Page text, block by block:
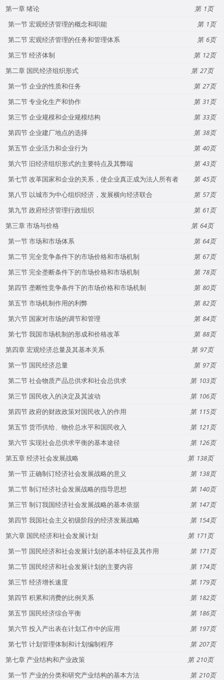
第一章 绪论
1
第一节 宏观经济管理的概念和职能
1
第二节 宏观经济管理的任务和管理体系
6
第三节 经济体制
12
第二章 国民经济组织形式
27
第一节 企业的性质和任务
27
第二节 专业化生产和协作
31
第三节 企业规模和企业规模结构
33
第四节 企业建厂地点的选择
38
第五节 企业活力和企业行为
40
第六节 旧经济组织形式的主要特点及其弊端
43
第七节 改革国家和企业的关系，使企业真正成为法人所有者
45
第八节 以城市为中心组织经济，发展横向经济联合
57
第九节 政府经济管理行政组织
61
第三章 市场与价格
64
第一节 市场和市场体系
64
第二节 完全竞争条件下的市场价格和市场机制
67
第三节 完全垄断条件下的市场价格和市场机制
78
第四节 垄断性竞争条件下的市场价格和市场机制
80
第五节 市场机制作用的利弊
82
第六节 国家对市场的调节和管理
84
第七节 我国市场机制的形成和价格改革
88
第四章 宏观经济总量及其基本关系
97
第一节 国民经济总量
97
第二节 社会物质产品总供求和社会总供求
103
第三节 国民收入的决定及其波动
106
第四节 政府的财政政策对国民收入的作用
115
第五节 货币供给、物价总水平和国民收入
121
第六节 实现社会总供求平衡的基本途径
126
第五章 经济社会发展战略
138
第一节 正确制订经济社会发展战略的意义
138
第二节 制订经济社会发展战略的指导思想
140
第三节 制订我国经济社会发展战略的基本依据
147
第四节 我国社会主义初级阶段的经济发展战略
154
第六章 国民经济和社会发展计划
171
第一节 国民经济和社会发展计划的基本特征及其作用
171
第二节 国民经济和社会发展计划的主要内容
174
第三节 经济增长速度
179
第四节 积累和消费的比例关系
182
第五节 国民经济综合平衡
186
第六节 投入产出表在计划工作中的应用
197
第七节 计划管理体制和计划编制程序
207
第七章 产业结构和产业政策
210
第一节 产业的分类和研究产业结构的基本方法
210